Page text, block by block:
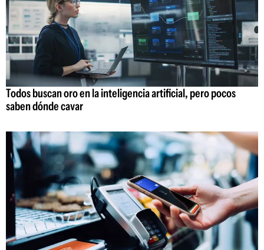
Todos buscan oro en la inteligencia artificial, pero pocos
saben dónde cavar